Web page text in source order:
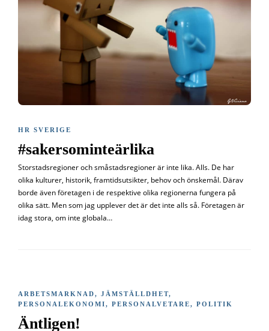
HR SVERIGE
#sakersominteärlika
Storstadsregioner och småstadsregioner är inte lika. Alls. De har
olika kulturer, historik, framtidsutsikter, behov och önskemål. Därav
borde även företagen i de respektive olika regionerna fungera på
olika sätt. Men som jag upplever det är det inte alls så. Företagen är
idag stora, om inte globala…
ARBETSMARKNAD, JÄMSTÄLLDHET,
PERSONALEKONOMI, PERSONALVETARE, POLITIK
Äntligen!